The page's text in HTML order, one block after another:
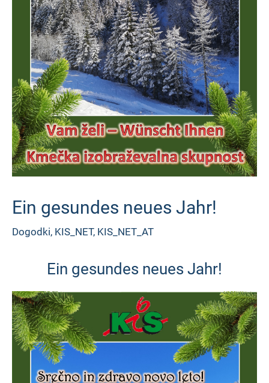
Ein gesundes neues Jahr!
Dogodki, KIS_NET, KIS_NET_AT
Ein gesundes neues Jahr!